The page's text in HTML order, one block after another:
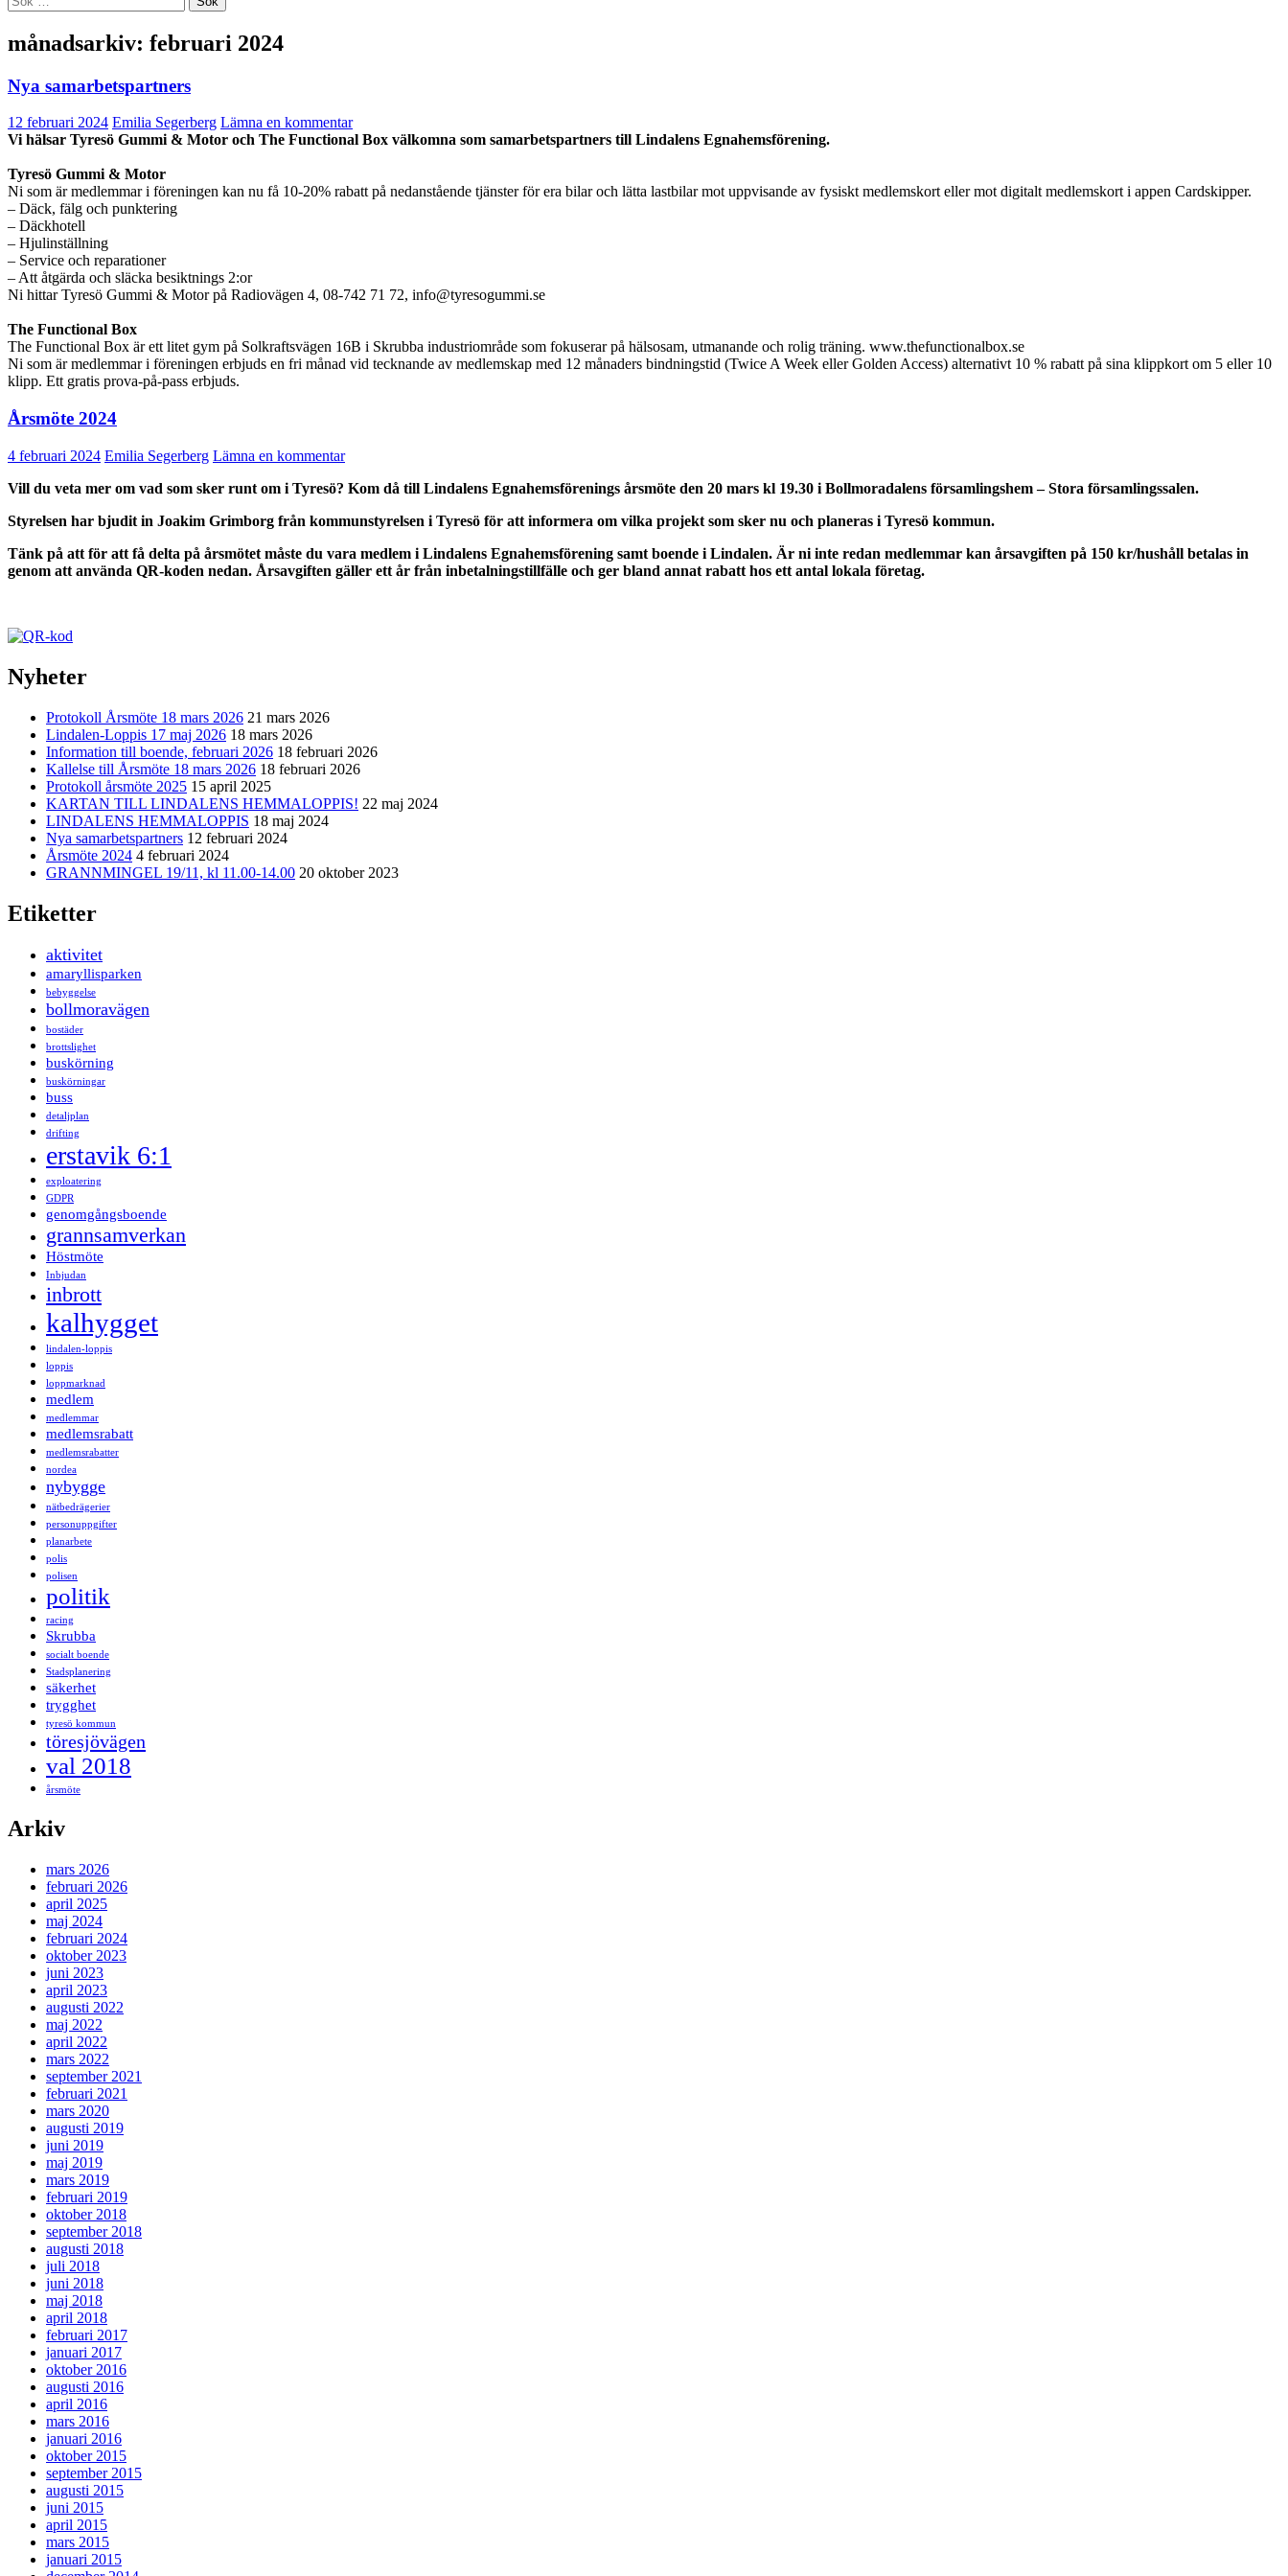
efter:
månadsarkiv: februari 2024
Nya samarbetspartners
12 februari 2024 Emilia Segerberg Lämna en kommentar
Vi hälsar Tyresö Gummi & Motor och The Functional Box välkomna som samarbetspartners till Lindalens Egnahemsförening.
Tyresö Gummi & Motor
Ni som är medlemmar i föreningen kan nu få 10-20% rabatt på nedanstående tjänster för era bilar och lätta lastbilar mot uppvisande av fysiskt medlemskort eller mot digitalt medlemskort i appen Cardskipper.
– Däck, fälg och punktering
– Däckhotell
– Hjulinställning
– Service och reparationer
– Att åtgärda och släcka besiktnings 2:or
Ni hittar Tyresö Gummi & Motor på Radiovägen 4, 08-742 71 72, info@tyresogummi.se
The Functional Box
The Functional Box är ett litet gym på Solkraftsvägen 16B i Skrubba industriområde som fokuserar på hälsosam, utmanande och rolig träning. www.thefunctionalbox.se
Ni som är medlemmar i föreningen erbjuds en fri månad vid tecknande av medlemskap med 12 månaders bindningstid (Twice A Week eller Golden Access) alternativt 10 % rabatt på sina klippkort om 5 eller 10
klipp. Ett gratis prova-på-pass erbjuds.
Årsmöte 2024
4 februari 2024 Emilia Segerberg Lämna en kommentar
Vill du veta mer om vad som sker runt om i Tyresö? Kom då till Lindalens Egnahemsförenings årsmöte den 20 mars kl 19.30 i Bollmoradalens församlingshem–Stora församlingssalen.
Styrelsen har bjudit in Joakim Grimborg från kommunstyrelsen i Tyresö för att informera om vilka projekt som sker nu och planeras i Tyresö kommun.
Tänk på att för att få delta på årsmötet måste du vara medlem i Lindalens Egnahemsförening samt boende i Lindalen. Är ni inte redan medlemmar kan årsavgiften på 150 kr/hushåll betalas in
genom att använda QR-koden nedan. Årsavgiften gäller ett år från inbetalningstillfälle och ger bland annat rabatt hos ett antal lokala företag.
Nyheter
Protokoll Årsmöte 18 mars 2026 21 mars 2026
Lindalen-Loppis 17 maj 2026 18 mars 2026
Information till boende, februari 2026 18 februari 2026
Kallelse till Årsmöte 18 mars 2026 18 februari 2026
Protokoll årsmöte 2025 15 april 2025
KARTAN TILL LINDALENS HEMMALOPPIS! 22 maj 2024
LINDALENS HEMMALOPPIS 18 maj 2024
Nya samarbetspartners 12 februari 2024
Årsmöte 2024 4 februari 2024
GRANNMINGEL 19/11, kl 11.00-14.00 20 oktober 2023
Etiketter
aktivitet
amaryllisparken
bebyggelse
bollmoravägen
bostäder
brottslighet
buskörning
buskörningar
buss
detaljplan
drifting
erstavik 6:1
exploatering
GDPR
genomgångsboende
grannsamverkan
Höstmöte
Inbjudan
inbrott
kalhygget
lindalen-loppis
loppis
loppmarknad
medlem
medlemmar
medlemsrabatt
medlemsrabatter
nordea
nybygge
nätbedrägerier
personuppgifter
planarbete
polis
polisen
politik
racing
Skrubba
socialt boende
Stadsplanering
säkerhet
trygghet
tyresö kommun
töresjövägen
val 2018
årsmöte
Arkiv
mars 2026
februari 2026
april 2025
maj 2024
februari 2024
oktober 2023
juni 2023
april 2023
augusti 2022
maj 2022
april 2022
mars 2022
september 2021
februari 2021
mars 2020
augusti 2019
juni 2019
maj 2019
mars 2019
februari 2019
oktober 2018
september 2018
augusti 2018
juli 2018
juni 2018
maj 2018
april 2018
februari 2017
januari 2017
oktober 2016
augusti 2016
april 2016
mars 2016
januari 2016
oktober 2015
september 2015
augusti 2015
juni 2015
april 2015
mars 2015
januari 2015